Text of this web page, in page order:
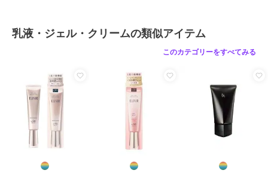
乳液・ジェル・クリームの類似アイテム
このカテゴリーをすべてみる